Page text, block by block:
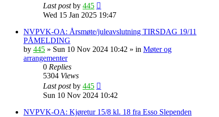
Last postby 445
Wed 15 Jan 2025 19:47
NVPVK-OA: Årsmøte/juleavslutning TIRSDAG 19/11
PÅMELDING
by 445 » Sun 10 Nov 2024 10:42 » in Møter og
arrangementer
0 Replies
5304 Views
Last postby 445
Sun 10 Nov 2024 10:42
NVPVK-OA: Kjøretur 15/8 kl. 18 fra Esso Slependen